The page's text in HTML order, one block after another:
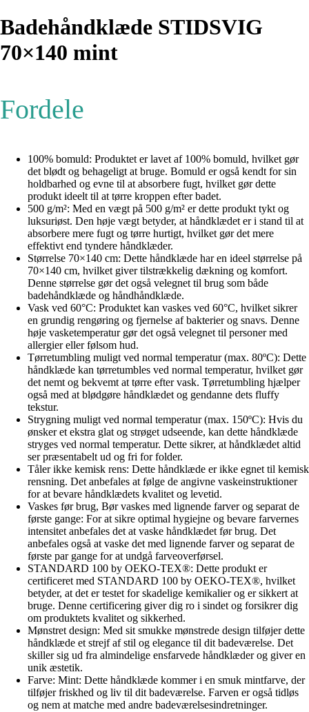
Badehåndklæde STIDSVIG
70×140 mint
Fordele
100% bomuld: Produktet er lavet af 100% bomuld, hvilket gør
det blødt og behageligt at bruge. Bomuld er også kendt for sin
holdbarhed og evne til at absorbere fugt, hvilket gør dette
produkt ideelt til at tørre kroppen efter badet.
500 g/m²: Med en vægt på 500 g/m² er dette produkt tykt og
luksuriøst. Den høje vægt betyder, at håndklædet er i stand til at
absorbere mere fugt og tørre hurtigt, hvilket gør det mere
effektivt end tyndere håndklæder.
Størrelse 70×140 cm: Dette håndklæde har en ideel størrelse på
70×140 cm, hvilket giver tilstrækkelig dækning og komfort.
Denne størrelse gør det også velegnet til brug som både
badehåndklæde og håndhåndklæde.
Vask ved 60°C: Produktet kan vaskes ved 60°C, hvilket sikrer
en grundig rengøring og fjernelse af bakterier og snavs. Denne
høje vasketemperatur gør det også velegnet til personer med
allergier eller følsom hud.
Tørretumbling muligt ved normal temperatur (max. 80ºC): Dette
håndklæde kan tørretumbles ved normal temperatur, hvilket gør
det nemt og bekvemt at tørre efter vask. Tørretumbling hjælper
også med at blødgøre håndklædet og gendanne dets fluffy
tekstur.
Strygning muligt ved normal temperatur (max. 150ºC): Hvis du
ønsker et ekstra glat og strøget udseende, kan dette håndklæde
stryges ved normal temperatur. Dette sikrer, at håndklædet altid
ser præsentabelt ud og fri for folder.
Tåler ikke kemisk rens: Dette håndklæde er ikke egnet til kemisk
rensning. Det anbefales at følge de angivne vaskeinstruktioner
for at bevare håndklædets kvalitet og levetid.
Vaskes før brug, Bør vaskes med lignende farver og separat de
første gange: For at sikre optimal hygiejne og bevare farvernes
intensitet anbefales det at vaske håndklædet før brug. Det
anbefales også at vaske det med lignende farver og separat de
første par gange for at undgå farveoverførsel.
STANDARD 100 by OEKO-TEX®: Dette produkt er
certificeret med STANDARD 100 by OEKO-TEX®, hvilket
betyder, at det er testet for skadelige kemikalier og er sikkert at
bruge. Denne certificering giver dig ro i sindet og forsikrer dig
om produktets kvalitet og sikkerhed.
Mønstret design: Med sit smukke mønstrede design tilføjer dette
håndklæde et strejf af stil og elegance til dit badeværelse. Det
skiller sig ud fra almindelige ensfarvede håndklæder og giver en
unik æstetik.
Farve: Mint: Dette håndklæde kommer i en smuk mintfarve, der
tilføjer friskhed og liv til dit badeværelse. Farven er også tidløs
og nem at matche med andre badeværelsesindretninger.